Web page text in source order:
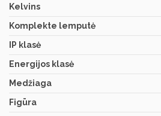
Kelvins
Komplekte lemputė
IP klasė
Energijos klasė
Medžiaga
Figūra